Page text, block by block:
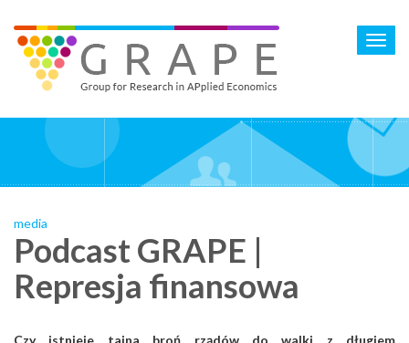
main
content
media
Podcast GRAPE |
Represja finansowa
Czy istnieje tajna broń rządów do walki z długiem